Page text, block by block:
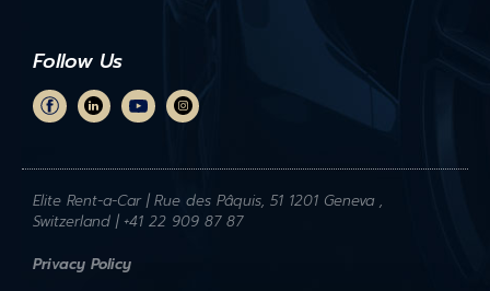
Follow Us
Elite Rent-a-Car | Rue des Pâquis, 51 1201 Geneva ,
Switzerland | +41 22 909 87 87
Privacy Policy